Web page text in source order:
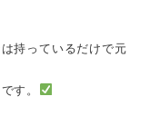
持っているだけで元
す。